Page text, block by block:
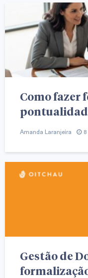
Como fazer
Amanda Laranjeira
Gestão de